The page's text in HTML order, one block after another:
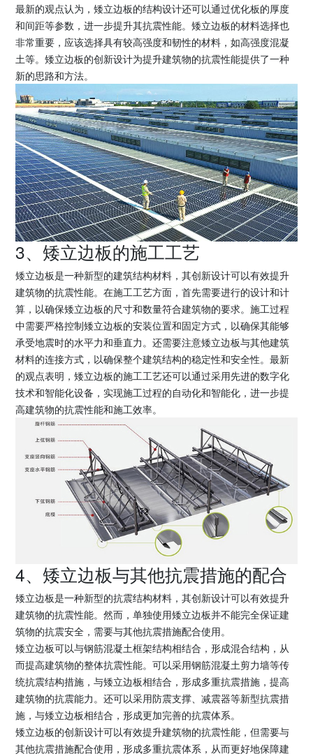
最新的观点认为，矮立边板的结构设计还可以通过优化板的厚度
和间距等参数，进一步提升其抗震性能。矮立边板的材料选择也
非常重要，应该选择具有较高强度和韧性的材料，如高强度混凝
土等。矮立边板的创新设计为提升建筑物的抗震性能提供了一种
新的思路和方法。
3、矮立边板的施工工艺
矮立边板是一种新型的建筑结构材料，其创新设计可以有效提升
建筑物的抗震性能。在施工工艺方面，首先需要进行的设计和计
算，以确保矮立边板的尺寸和数量符合建筑物的要求。施工过程
中需要严格控制矮立边板的安装位置和固定方式，以确保其能够
承受地震时的水平力和垂直力。还需要注意矮立边板与其他建筑
材料的连接方式，以确保整个建筑结构的稳定性和安全性。最新
的观点表明，矮立边板的施工工艺还可以通过采用先进的数字化
技术和智能化设备，实现施工过程的自动化和智能化，进一步提
高建筑物的抗震性能和施工效率。
4、矮立边板与其他抗震措施的配合
矮立边板是一种新型的抗震结构材料，其创新设计可以有效提升
建筑物的抗震性能。然而，单独使用矮立边板并不能完全保证建
筑物的抗震安全，需要与其他抗震措施配合使用。
矮立边板可以与钢筋混凝土框架结构相结合，形成混合结构，从
而提高建筑物的整体抗震性能。可以采用钢筋混凝土剪力墙等传
统抗震结构措施，与矮立边板相结合，形成多重抗震措施，提高
建筑物的抗震能力。还可以采用防震支撑、减震器等新型抗震措
施，与矮立边板相结合，形成更加完善的抗震体系。
矮立边板的创新设计可以有效提升建筑物的抗震性能，但需要与
其他抗震措施配合使用，形成多重抗震体系，从而更好地保障建